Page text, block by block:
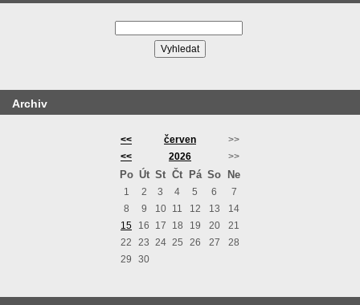
Archiv
<< červen
>>
<<
2026 >>
Po Út St Čt Pá So Ne
1 2 3 4 5 6
7
8
9 10 11 12 13
14
15
16 17 18 19 20
21
22
23 24 25 26 27
28
29
30